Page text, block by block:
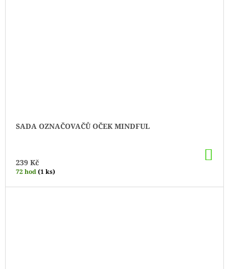
SADA OZNAČOVAČŮ OČEK MINDFUL
239 Kč
72 hod(1 ks)